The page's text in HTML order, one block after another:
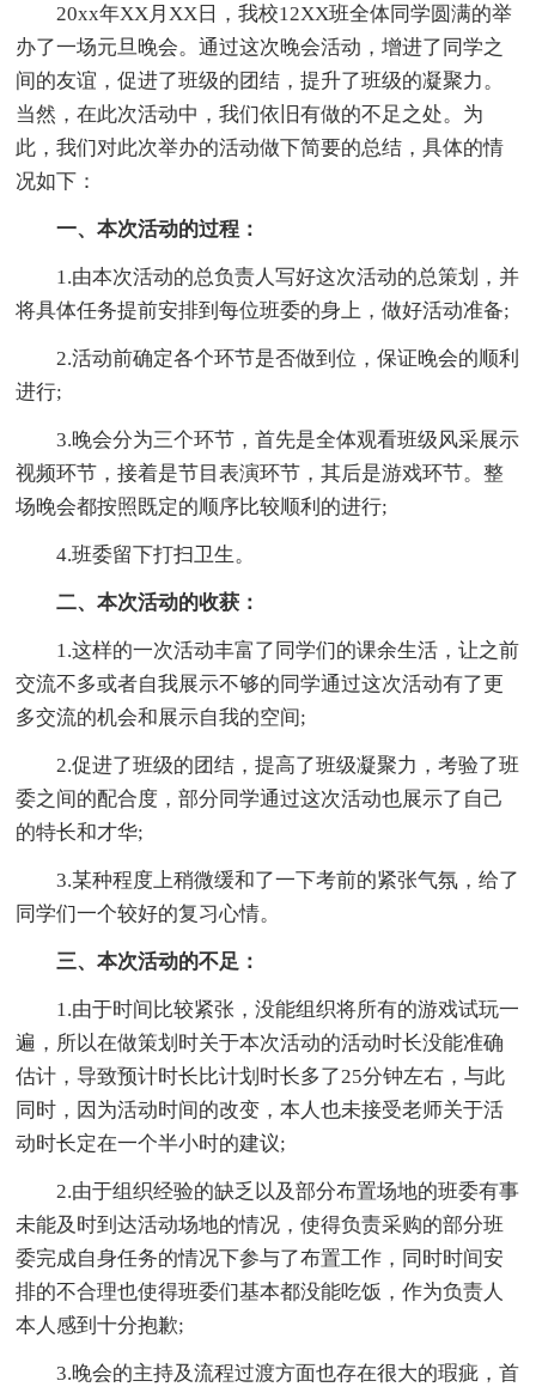
20xx年XX月XX日，我校12XX班全体同学圆满的举
办了一场元旦晚会。通过这次晚会活动，增进了同学之
间的友谊，促进了班级的团结，提升了班级的凝聚力。
当然，在此次活动中，我们依旧有做的不足之处。为
此，我们对此次举办的活动做下简要的总结，具体的情
况如下：
一、本次活动的过程：
1.由本次活动的总负责人写好这次活动的总策划，并
将具体任务提前安排到每位班委的身上，做好活动准备;
2.活动前确定各个环节是否做到位，保证晚会的顺利
进行;
3.晚会分为三个环节，首先是全体观看班级风采展示
视频环节，接着是节目表演环节，其后是游戏环节。整
场晚会都按照既定的顺序比较顺利的进行;
4.班委留下打扫卫生。
二、本次活动的收获：
1.这样的一次活动丰富了同学们的课余生活，让之前
交流不多或者自我展示不够的同学通过这次活动有了更
多交流的机会和展示自我的空间;
2.促进了班级的团结，提高了班级凝聚力，考验了班
委之间的配合度，部分同学通过这次活动也展示了自己
的特长和才华;
3.某种程度上稍微缓和了一下考前的紧张气氛，给了
同学们一个较好的复习心情。
三、本次活动的不足：
1.由于时间比较紧张，没能组织将所有的游戏试玩一
遍，所以在做策划时关于本次活动的活动时长没能准确
估计，导致预计时长比计划时长多了25分钟左右，与此
同时，因为活动时间的改变，本人也未接受老师关于活
动时长定在一个半小时的建议;
2.由于组织经验的缺乏以及部分布置场地的班委有事
未能及时到达活动场地的情况，使得负责采购的部分班
委完成自身任务的情况下参与了布置工作，同时时间安
排的不合理也使得班委们基本都没能吃饭，作为负责人
本人感到十分抱歉;
3.晚会的主持及流程过渡方面也存在很大的瑕疵，首